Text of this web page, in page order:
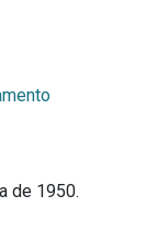
de 1950.